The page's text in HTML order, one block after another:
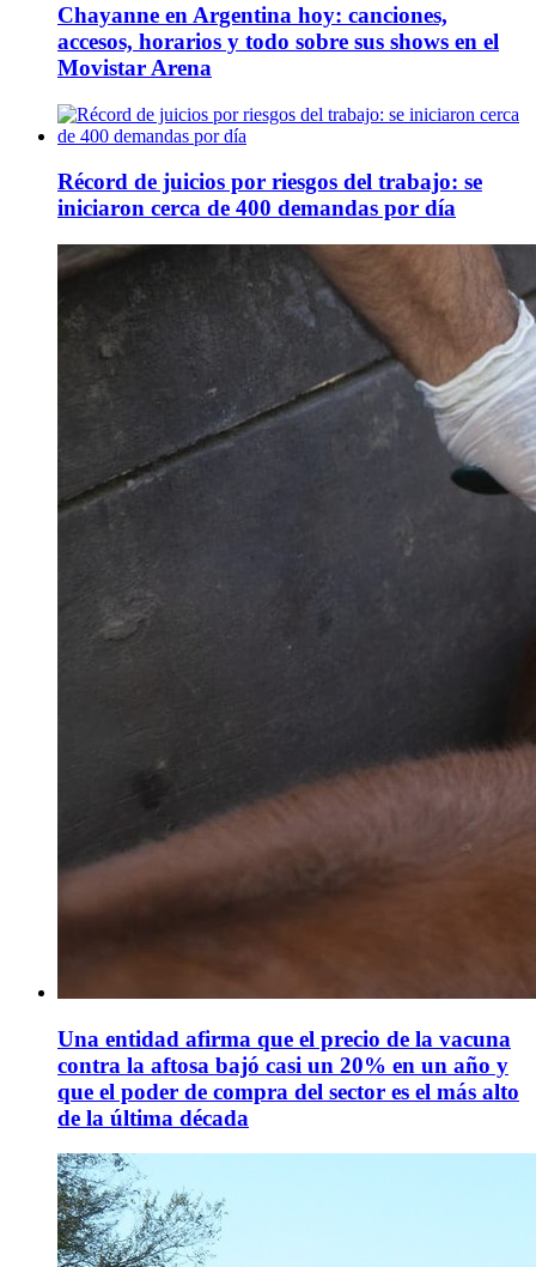
Chayanne en Argentina hoy: canciones,
accesos, horarios y todo sobre sus shows en el
Movistar Arena
Récord de juicios por riesgos del trabajo: se
iniciaron cerca de 400 demandas por día
Una entidad afirma que el precio de la vacuna
contra la aftosa bajó casi un 20% en un año y
que el poder de compra del sector es el más alto
de la última década